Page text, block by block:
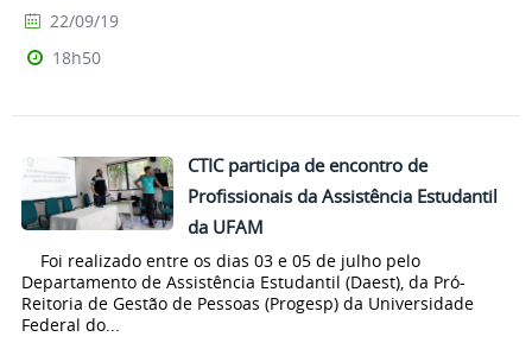
22/09/19
18h50
CTIC participa de encontro de
Profissionais da Assistência Estudantil
da UFAM
Foi realizado entre os dias 03 e 05 de julho pelo
Departamento de Assistência Estudantil (Daest), da Pró-
Reitoria de Gestão de Pessoas (Progesp) da Universidade
Federal do...